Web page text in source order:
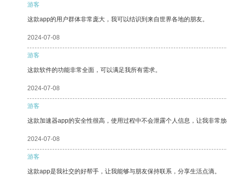
游客
这款app的用户群体非常庞大，我可以结识到来自世界各地的朋友。
2024-07-08
游客
这款软件的功能非常全面，可以满足我所有需求。
2024-07-08
游客
这款加速器app的安全性很高，使用过程中不会泄露个人信息，让我非常放
2024-07-08
游客
这款app是我社交的好帮手，让我能够与朋友保持联系，分享生活点滴。